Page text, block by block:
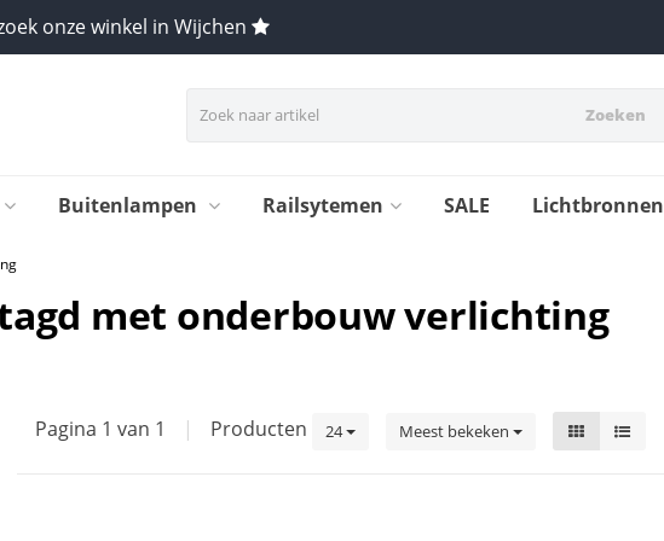
onze winkel in Wijchen
Zoeken
Buitenlampen Railsytemen SALE Lichtbronnen
met onderbouw verlichting
Pagina 1 van 1 | Producten 24 Meest bekeken